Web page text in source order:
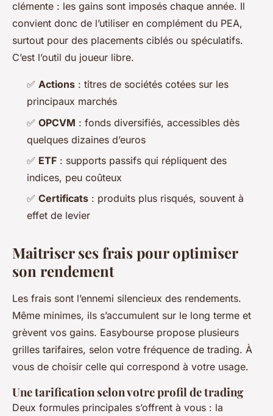
clémente : les gains sont imposés chaque année. Il
convient donc de l’utiliser en complément du PEA,
surtout pour des placements ciblés ou spéculatifs.
C’est l’outil du joueur libre.
✅ Actions : titres de sociétés cotées sur les
principaux marchés
✅ OPCVM : fonds diversifiés, accessibles dès
quelques dizaines d’euros
✅ ETF : supports passifs qui répliquent des
indices, peu coûteux
✅ Certificats : produits plus risqués, souvent à
effet de levier
Maitriser ses frais pour optimiser
son rendement
Les frais sont l’ennemi silencieux des rendements.
Même minimes, ils s’accumulent sur le long terme et
grèvent vos gains. Easybourse propose plusieurs
grilles tarifaires, selon votre fréquence de trading. À
vous de choisir celle qui correspond à votre usage.
Une tarification selon votre profil de trading
Deux formules principales s’offrent à vous : la